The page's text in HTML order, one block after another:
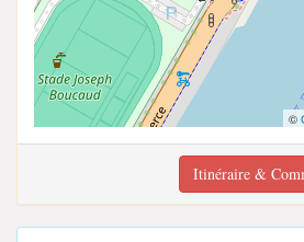
©
Itinéraire &